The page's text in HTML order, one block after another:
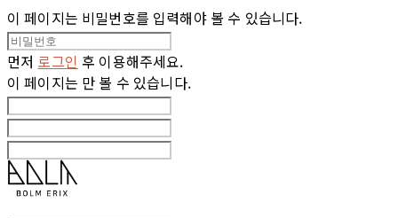
이 페이지는 비밀번호를 입력해야 볼 수 있습니다.
먼저 로그인 후 이용해주세요.
이 페이지는 만 볼 수 있습니다.